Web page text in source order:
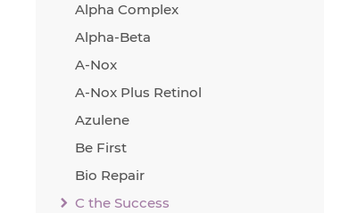
Alpha Complex
Alpha-Beta
A-Nox
A-Nox Plus Retinol
Azulene
Be First
Bio Repair
C the Success